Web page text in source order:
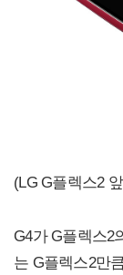
(LG G플렉스2
G4가 G플렉스2
는 G플렉스2만